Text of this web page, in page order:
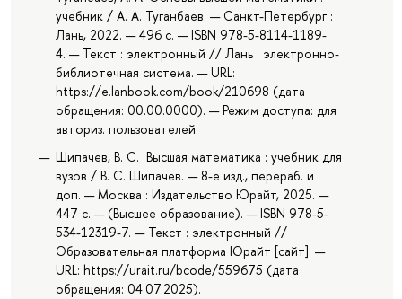
учебник / А. А. Туганбаев. — Санкт-Петербург :
Лань, 2022. — 496 с. — ISBN 978-5-8114-1189-
4. — Текст : электронный // Лань : электронно-
библиотечная система. — URL:
https://e.lanbook.com/book/210698 (дата
обращения: 00.00.0000). — Режим доступа: для
авториз. пользователей.
Шипачев, В. С. Высшая математика : учебник для
вузов / В. С. Шипачев. — 8-е изд., перераб. и
доп. — Москва : Издательство Юрайт, 2025. —
447 с. — (Высшее образование). — ISBN 978-5-
534-12319-7. — Текст : электронный //
Образовательная платформа Юрайт [сайт]. —
URL: https://urait.ru/bcode/559675 (дата
обращения: 04.07.2025).